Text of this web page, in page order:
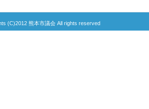
(C)2012 熊本市議会 All rights reserved